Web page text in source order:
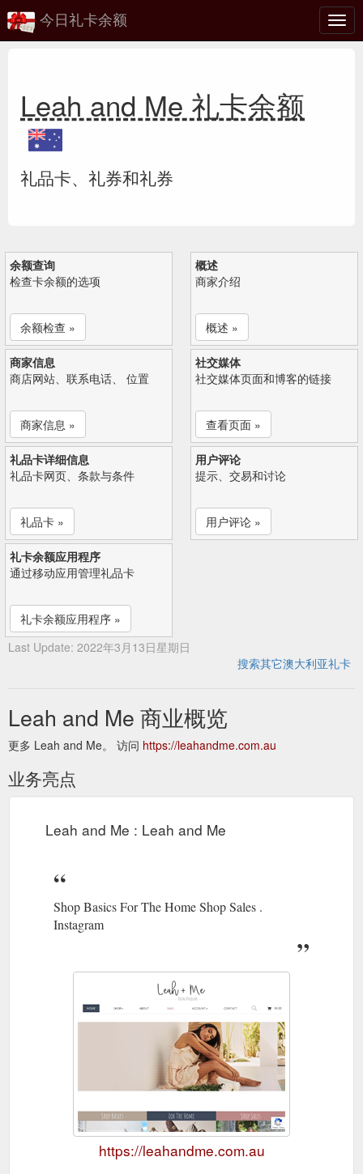
切
换
今日礼卡余额
Leah and Me 礼卡余额
礼品卡、礼券和礼券
余额查询
检查卡余额的选项
余额检查 »
概述
商家介绍
概述 »
商家信息
商店网站、联系电话、 位置
商家信息 »
社交媒体
社交媒体页面和博客的链接
查看页面 »
礼品卡详细信息
礼品卡网页、条款与条件
礼品卡 »
用户评论
提示、交易和讨论
用户评论 »
礼卡余额应用程序
通过移动应用管理礼品卡
礼卡余额应用程序 »
Last Update: 2022年3月13日星期日
搜索其它澳大利亚礼卡
Leah and Me 商业概览
更多 Leah and Me。 访问 https://leahandme.com.au
业务亮点
Leah and Me : Leah and Me
Shop Basics For The Home Shop Sales .
Instagram
https://leahandme.com.au